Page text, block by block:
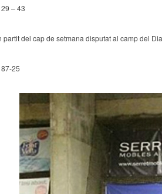
29 – 43
partit del cap de setmana disputat al camp del
87-25